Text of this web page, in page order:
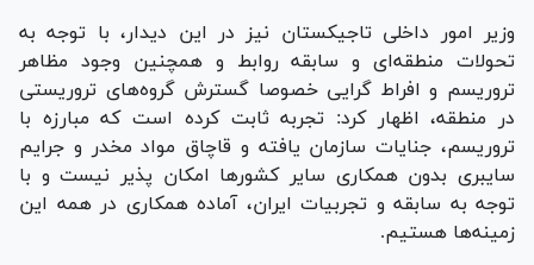
وزیر امور داخلی تاجیکستان نیز در این دیدار، با توجه به
تحولات منطقه‌ای و سابقه روابط و همچنین وجود مظاهر
تروریسم و افراط گرایی خصوصا گسترش گروه‌های تروریستی
در منطقه، اظهار کرد: تجربه ثابت کرده است که مبارزه با
تروریسم، جنایات سازمان یافته و قاچاق مواد مخدر و جرایم
سایبری بدون همکاری سایر کشور‌ها امکان پذیر نیست و با
توجه به سابقه و تجربیات ایران، آماده همکاری در همه این
زمینه‌ها هستیم.